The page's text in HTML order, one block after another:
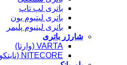
باتری لپ تاپ
باتری لیتیوم یون
باتری لیتیوم پلیمر
شارژر باتری
VARTA (وارتا)
NITECORE (نایتکور)